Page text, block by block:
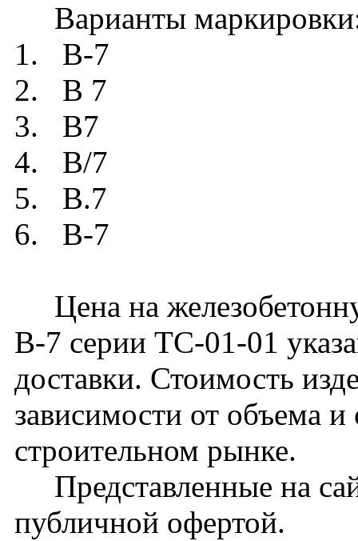
Варианты
1. В-7
2. В 7
3. В7
4. В/7
5. В.7
6. B-7
Цена на
В-7 серии ТС-01-01
доставки. Стоимость
зависимости от объема
строительном рынке.
Представленные на
публичной офертой.